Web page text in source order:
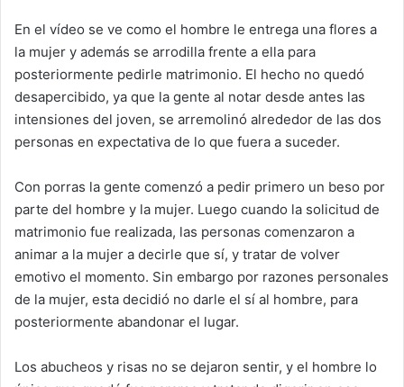
En el vídeo se ve como el hombre le entrega una flores a
la mujer y además se arrodilla frente a ella para
posteriormente pedirle matrimonio. El hecho no quedó
desapercibido, ya que la gente al notar desde antes las
intensiones del joven, se arremolinó alrededor de las dos
personas en expectativa de lo que fuera a suceder.
Con porras la gente comenzó a pedir primero un beso por
parte del hombre y la mujer. Luego cuando la solicitud de
matrimonio fue realizada, las personas comenzaron a
animar a la mujer a decirle que sí, y tratar de volver
emotivo el momento. Sin embargo por razones personales
de la mujer, esta decidió no darle el sí al hombre, para
posteriormente abandonar el lugar.
Los abucheos y risas no se dejaron sentir, y el hombre lo